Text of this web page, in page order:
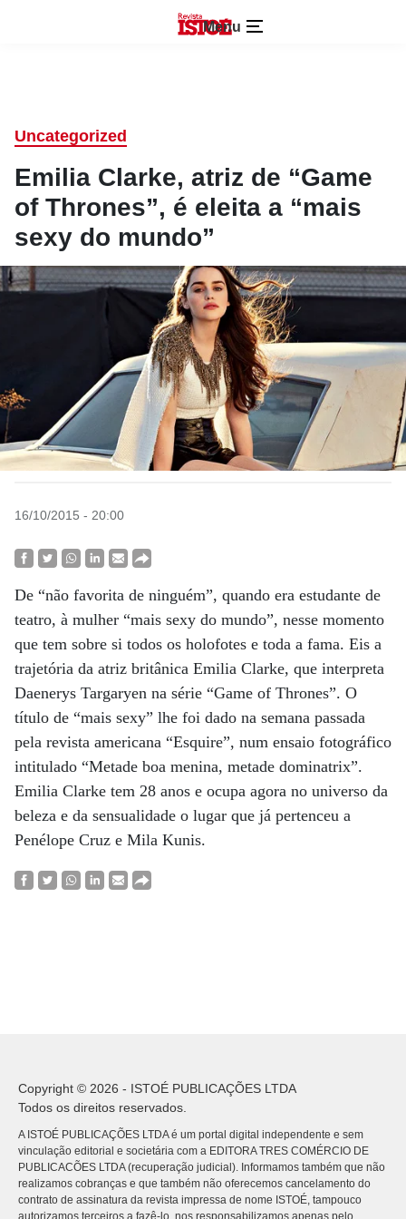
Menu
Uncategorized
Emilia Clarke, atriz de “Game
of Thrones”, é eleita a “mais
sexy do mundo”
16/10/2015 - 20:00
De “não favorita de ninguém”, quando era estudante de
teatro, à mulher “mais sexy do mundo”, nesse momento
que tem sobre si todos os holofotes e toda a fama. Eis a
trajetória da atriz britânica Emilia Clarke, que interpreta
Daenerys Targaryen na série “Game of Thrones”. O
título de “mais sexy” lhe foi dado na semana passada
pela revista americana “Esquire”, num ensaio fotográfico
intitulado “Metade boa menina, metade dominatrix”.
Emilia Clarke tem 28 anos e ocupa agora no universo da
beleza e da sensualidade o lugar que já pertenceu a
Penélope Cruz e Mila Kunis.
Copyright © 2026 - ISTOÉ PUBLICAÇÕES LTDA
Todos os direitos reservados.
A ISTOÉ PUBLICAÇÕES LTDA é um portal digital independente e sem
vinculação editorial e societária com a EDITORA TRES COMÉRCIO DE
PUBLICACÕES LTDA (recuperação judicial). Informamos também que não
realizamos cobranças e que também não oferecemos cancelamento do
contrato de assinatura da revista impressa de nome ISTOÉ, tampouco
autorizamos terceiros a fazê-lo, nos responsabilizamos apenas pelo